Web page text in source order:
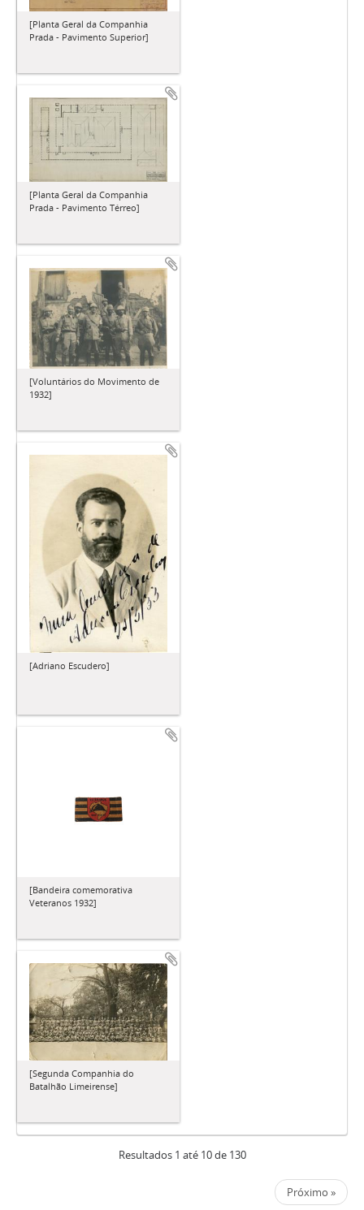
[Planta Geral da Companhia
Prada - Pavimento Superior]
[Planta Geral da Companhia
Prada - Pavimento Térreo]
[Voluntários do Movimento de
1932]
[Adriano Escudero]
[Bandeira comemorativa
Veteranos 1932]
[Segunda Companhia do
Batalhão Limeirense]
Resultados 1 até 10 de 130
Próximo »